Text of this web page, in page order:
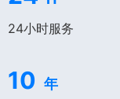
24小时服务
10 年